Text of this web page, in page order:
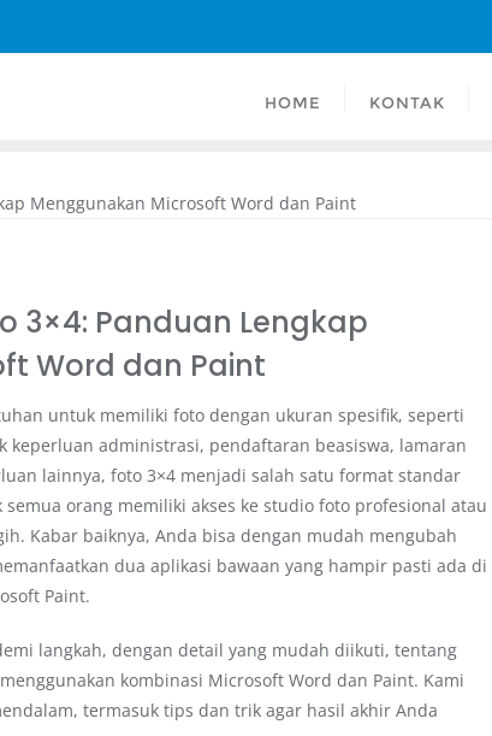
HOME KONTAK
3×4: Panduan Lengkap
Word dan Paint
untuk memiliki foto dengan ukuran spesifik, seperti
keperluan administrasi, pendaftaran beasiswa, lamaran
lainnya, foto 3×4 menjadi salah satu format standar
orang memiliki akses ke studio foto profesional atau
Kabar baiknya, Anda bisa dengan mudah mengubah
dua aplikasi bawaan yang hampir pasti ada di
Paint.
langkah, dengan detail yang mudah diikuti, tentang
kombinasi Microsoft Word dan Paint. Kami
termasuk tips dan trik agar hasil akhir Anda